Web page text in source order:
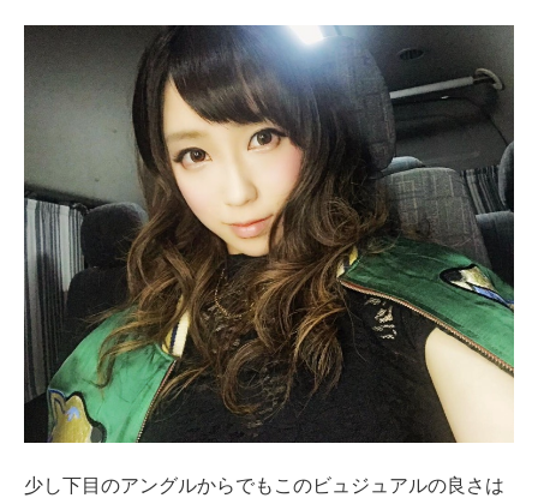
少し下目のアングルからでもこのビュジュアルの良さは